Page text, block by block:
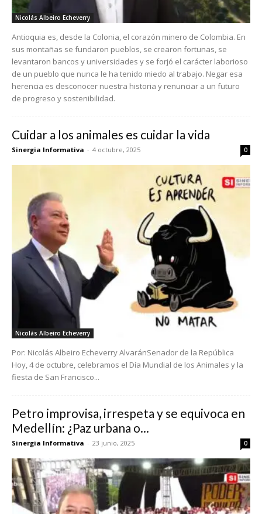
Nicolás Albeiro Echeverry
Antioquia es, desde la Colonia, el corazón minero de Colombia. En
sus montañas se fundaron pueblos, se crearon fortunas, se
levantaron bancos y universidades y se forjó el carácter laborioso
de un pueblo que nunca le ha tenido miedo al trabajo. Negar esa
herencia es desconocer nuestra historia y renunciar a un futuro
de progreso y sostenibilidad.
Cuidar a los animales es cuidar la vida
Sinergia Informativa - 4 octubre, 2025 0
Nicolás Albeiro Echeverry
Por: Nicolás Albeiro Echeverry AlvaránSenador de la República
Hoy, 4 de octubre, celebramos el Día Mundial de los Animales y la
fiesta de San Francisco...
Petro improvisa, irrespeta y se equivoca en
Medellín: ¿Paz urbana o...
Sinergia Informativa - 23 junio, 2025 0